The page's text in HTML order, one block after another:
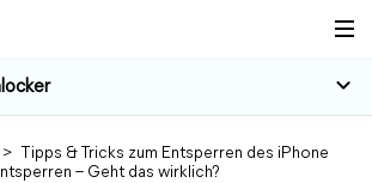
>
Tipps & Tricks zum Entsperren des iPhone
– Geht das wirklich?